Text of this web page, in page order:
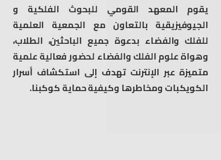
يقوم المعهد القومي للبحوث الفلكية و
الجيوفيزيقية بالتعاون مع الجمعية العلمية
للفلك والفضاء بدعوة جميع الباحثين، الطلاب،
وهواة علوم الفلك والفضاء لحضور فعالية علمية
متميزة عبر الإنترنت تهدف إلى استكشاف أسرار
الكويكبات ومخاطرها وكيفية حماية كوكبنا.